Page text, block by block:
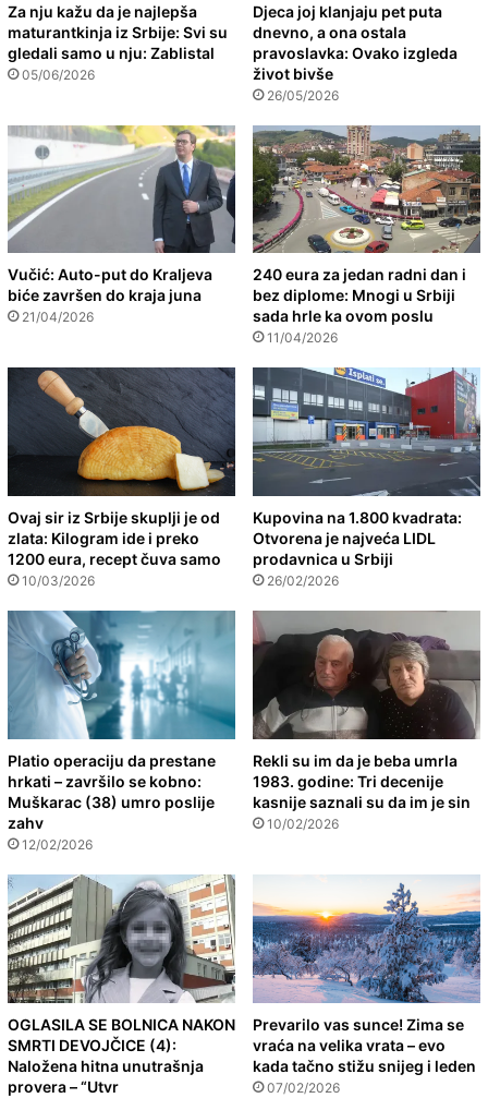
Za nju kažu da je najlepša
maturantkinja iz Srbije: Svi su
gledali samo u nju: Zablistal
05/06/2026
Djeca joj klanjaju pet puta
dnevno, a ona ostala
pravoslavka: Ovako izgleda
život bivše
26/05/2026
Vučić: Auto-put do Kraljeva
biće završen do kraja juna
21/04/2026
240 eura za jedan radni dan i
bez diplome: Mnogi u Srbiji
sada hrle ka ovom poslu
11/04/2026
Ovaj sir iz Srbije skuplji je od
zlata: Kilogram ide i preko
1200 eura, recept čuva samo
10/03/2026
Kupovina na 1.800 kvadrata:
Otvorena je najveća LIDL
prodavnica u Srbiji
26/02/2026
Platio operaciju da prestane
hrkati – završilo se kobno:
Muškarac (38) umro poslije
zahv
12/02/2026
Rekli su im da je beba umrla
1983. godine: Tri decenije
kasnije saznali su da im je sin
10/02/2026
OGLASILA SE BOLNICA NAKON
SMRTI DEVOJČICE (4):
Naložena hitna unutrašnja
provera – “Utvr
Prevarilo vas sunce! Zima se
vraća na velika vrata – evo
kada tačno stižu snijeg i leden
07/02/2026